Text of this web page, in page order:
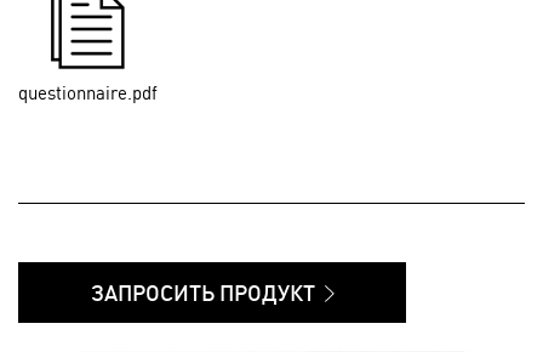
questionnaire.pdf
ЗАПРОСИТЬ ПРОДУКТ